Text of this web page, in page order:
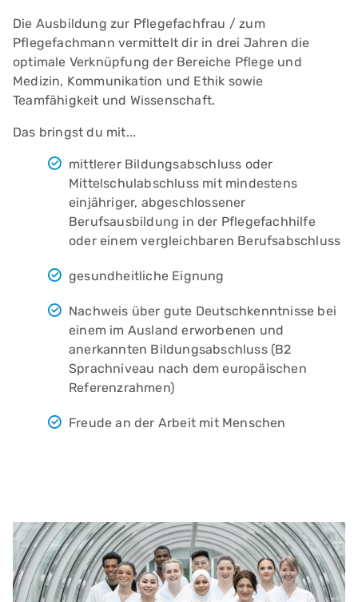
Die Ausbildung zur Pflegefachfrau / zum
Pflegefachmann vermittelt dir in drei Jahren die
optimale Verknüpfung der Bereiche Pflege und
Medizin, Kommunikation und Ethik sowie
Teamfähigkeit und Wissenschaft.
Das bringst du mit...
mittlerer Bildungsabschluss oder
Mittelschulabschluss mit mindestens
einjähriger, abgeschlossener
Berufsausbildung in der Pflegefachhilfe
oder einem vergleichbaren Berufsabschluss
gesundheitliche Eignung
Nachweis über gute Deutschkenntnisse bei
einem im Ausland erworbenen und
anerkannten Bildungsabschluss (B2
Sprachniveau nach dem europäischen
Referenzrahmen)
Freude an der Arbeit mit Menschen